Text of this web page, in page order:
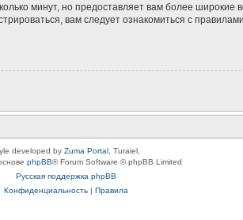
минут, но предоставляет вам более
вам следует ознакомиться с
developed by Zuma Portal , Turaiel,
phpBB® Forum Software © phpBB Limited
Русская поддержка phpBB
Конфиденциальность| Правила